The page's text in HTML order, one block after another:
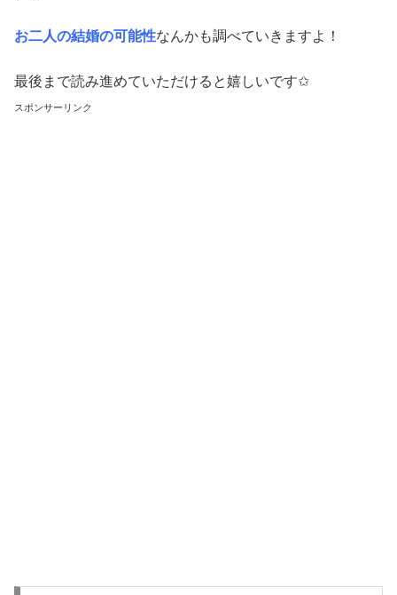
お二人の結婚の可能性なんかも調べていきますよ！
最後まで読み進めていただけると嬉しいです✩
スポンサーリンク